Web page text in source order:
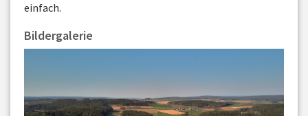
einfach.
Bildergalerie